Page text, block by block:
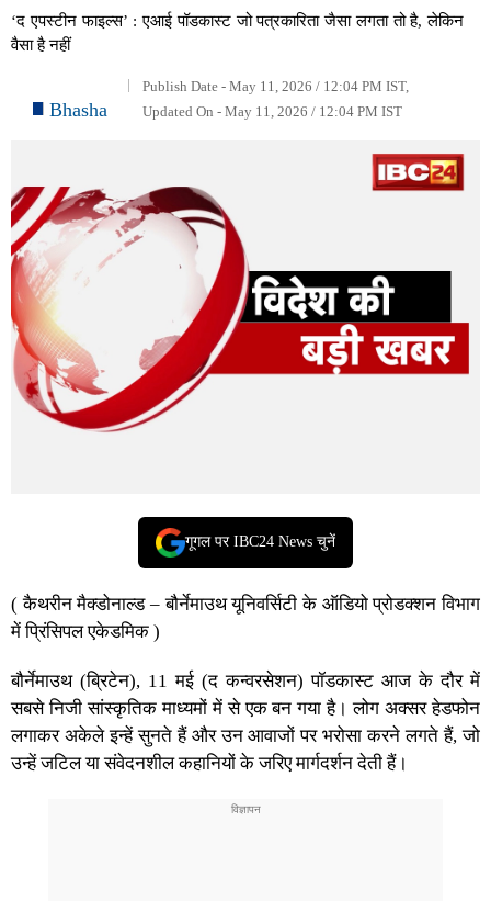
‘द एपस्टीन फाइल्स’ : एआई पॉडकास्ट जो पत्रकारिता जैसा लगता तो है, लेकिन
वैसा है नहीं
Bhasha
Publish Date - May 11, 2026 / 12:04 PM IST,
Updated On - May 11, 2026 / 12:04 PM IST
गूगल पर IBC24 News चुनें
( कैथरीन मैक्डोनाल्ड – बौर्नेमाउथ यूनिवर्सिटी के ऑडियो प्रोडक्शन विभाग
में प्रिंसिपल एकेडमिक )
बौर्नेमाउथ (ब्रिटेन), 11 मई (द कन्वरसेशन) पॉडकास्ट आज के दौर में
सबसे निजी सांस्कृतिक माध्यमों में से एक बन गया है। लोग अक्सर हेडफोन
लगाकर अकेले इन्हें सुनते हैं और उन आवाजों पर भरोसा करने लगते हैं, जो
उन्हें जटिल या संवेदनशील कहानियों के जरिए मार्गदर्शन देती हैं।